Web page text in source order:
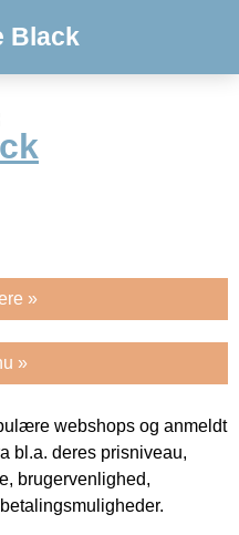
Black
»
»
webshops og anmeldt
bl.a. deres prisniveau,
brugervenlighed,